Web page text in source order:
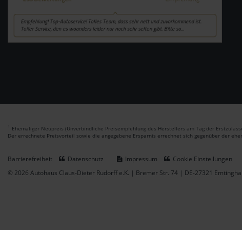
1 Ehemaliger Neupreis (Unverbindliche Preisempfehlung des Herstellers am Tag der
Der errechnete Preisvorteil sowie die angegebene Ersparnis errechnet sich gegenüber der
Barrierefreiheit Datenschutz Impressum
Cookie Einstellungen
© 2026 Autohaus Claus-Dieter Rudorff e.K. | Bremer Str. 74 | DE-27321